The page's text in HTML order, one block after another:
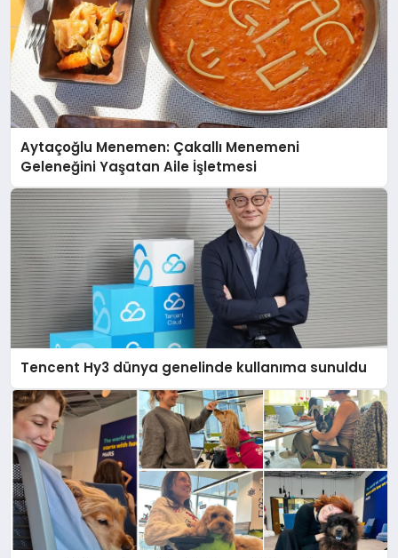
Aytaçoğlu Menemen: Çakallı Menemeni
Geleneğini Yaşatan Aile İşletmesi
Tencent Hy3 dünya genelinde kullanıma sunuldu